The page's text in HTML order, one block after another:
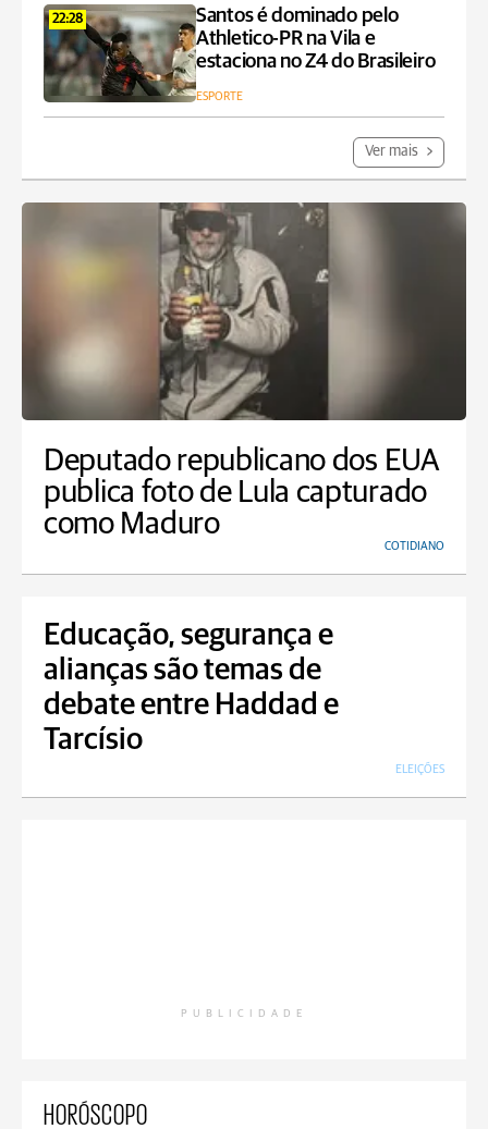
22:28
Santos é dominado pelo
Athletico-PR na Vila e
estaciona no Z4 do Brasileiro
ESPORTE
Ver mais
Deputado republicano dos EUA
publica foto de Lula capturado
como Maduro
COTIDIANO
Educação, segurança e
alianças são temas de
debate entre Haddad e
Tarcísio
ELEIÇÕES
PUBLICIDADE
HORÓSCOPO